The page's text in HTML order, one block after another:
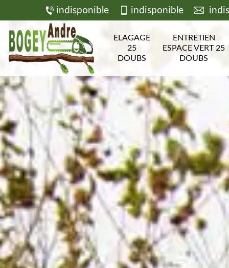
indisponible indisponible
ELAGAGE
25
DOUBS
ENTRETIEN
ESPACE VERT 25
DOUBS